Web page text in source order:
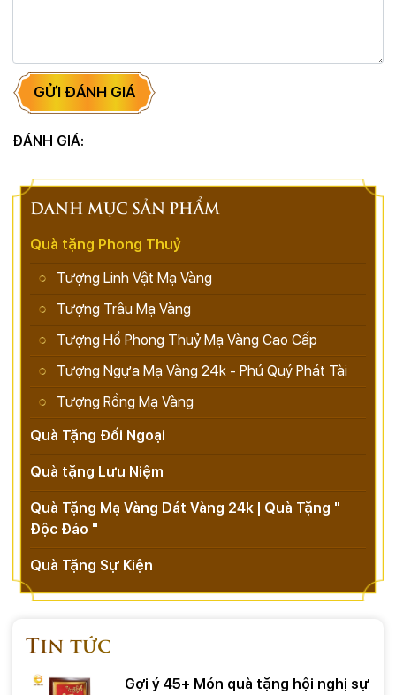
GỬI ĐÁNH GIÁ
ĐÁNH GIÁ:
DANH MỤC SẢN PHẨM
Quà tặng Phong Thuỷ
Tượng Linh Vật Mạ Vàng
Tượng Trâu Mạ Vàng
Tượng Hổ Phong Thuỷ Mạ Vàng Cao Cấp
Tượng Ngựa Mạ Vàng 24k - Phú Quý Phát Tài
Tượng Rồng Mạ Vàng
Quà Tặng Đối Ngoại
Quà tặng Lưu Niệm
Quà Tặng Mạ Vàng Dát Vàng 24k | Quà Tặng "
Độc Đáo "
Quà Tặng Sự Kiện
Tin tức
Gợi ý 45+ Món quà tặng hội nghị sự